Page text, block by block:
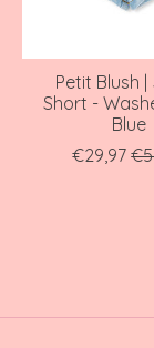
Petit Blush
Short -
Blue
€29,97